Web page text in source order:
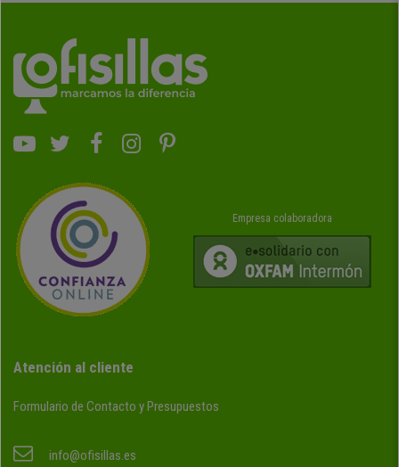
Empresa colaboradora
Atención al cliente
Formulario de Contacto y Presupuestos
info@ofisillas.es